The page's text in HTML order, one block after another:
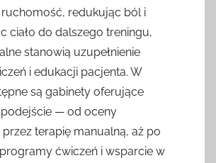
redukując ból i
ciało do dalszego treningu,
stanowią uzupełnienie
i edukacji pacjenta. W
są gabinety oferujące
— od oceny
terapię manualną, aż po
ćwiczeń i wsparcie w